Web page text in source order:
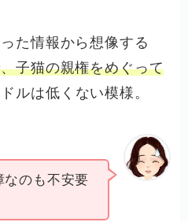
た情報から想像する
子猫の親権をめぐって
ルは低くない模様。
なのも不安要